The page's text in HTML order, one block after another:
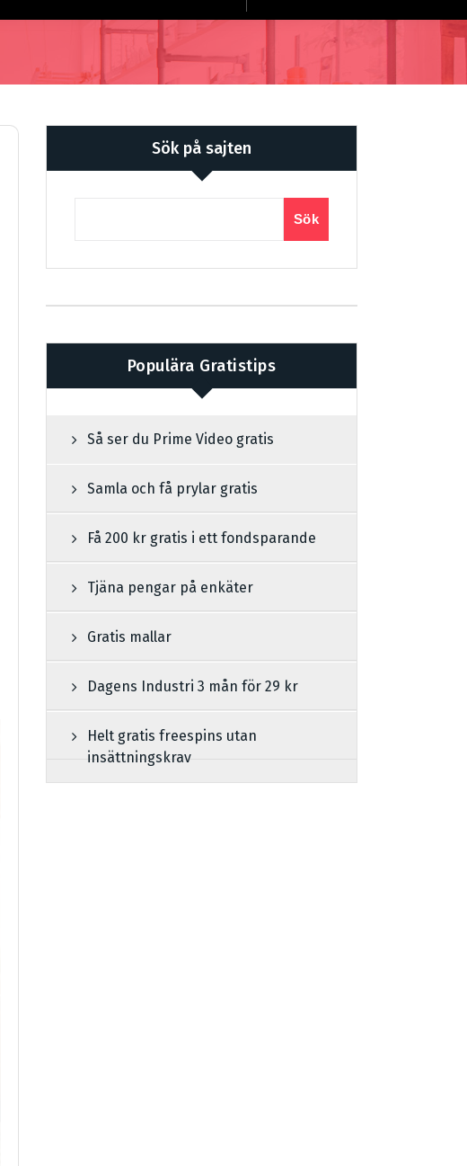
Sök på sajten
Sök
Populära Gratistips
Så ser du Prime Video gratis
Samla och få prylar gratis
Få 200 kr gratis i ett fondsparande
Tjäna pengar på enkäter
Gratis mallar
Dagens Industri 3 mån för 29 kr
Helt gratis freespins utan
insättningskrav